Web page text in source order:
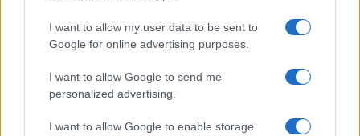
I want to allow my user data to be sent to
Google for online advertising purposes.
I want to allow Google to send me
personalized advertising.
I want to allow Google to enable storage